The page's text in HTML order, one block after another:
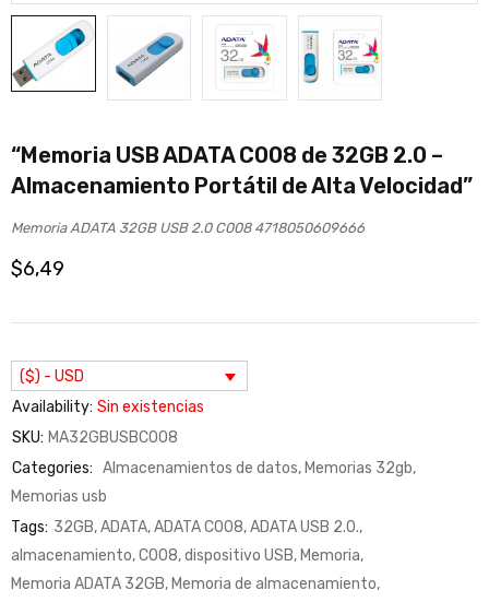
“Memoria USB ADATA C008 de 32GB 2.0 –
Almacenamiento Portátil de Alta Velocidad”
Memoria ADATA 32GB USB 2.0 C008 4718050609666
$6,49
($) - USD
Availability: Sin existencias
SKU: MA32GBUSBC008
Categories: Almacenamientos de datos,Memorias 32gb,
Memorias usb
Tags: 32GB,ADATA,ADATA C008,ADATA USB 2.0.,
almacenamiento,C008,dispositivo USB,Memoria,
Memoria ADATA 32GB,Memoria de almacenamiento,